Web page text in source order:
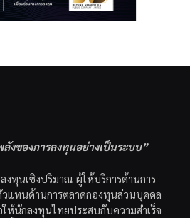
งของการลงทุนอย่างเป็นระบบ”
งทุนเชิงปริมาณ ผู้ให้บริการด้านการ
แทนด้านการตลาดกองทุนส่วนบุคคล
ห้นักลงทุนไทยประสบกับความสำเร็จ